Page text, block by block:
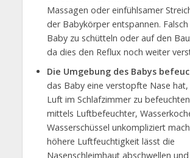
Massagen oder einfühlsamer
der Babykörper entspannen.
Baby zu schütteln oder auf den
da dies den Reflux noch weiter
Die Umgebung des Babys
das Baby eine verstopfte Nase
Luft im Schlafzimmer zu
mittels Luftbefeuchter,
Wasserschüssel unkompliziert
höhere Luftfeuchtigkeit lässt die
Nasenschleimhaut abschwellen